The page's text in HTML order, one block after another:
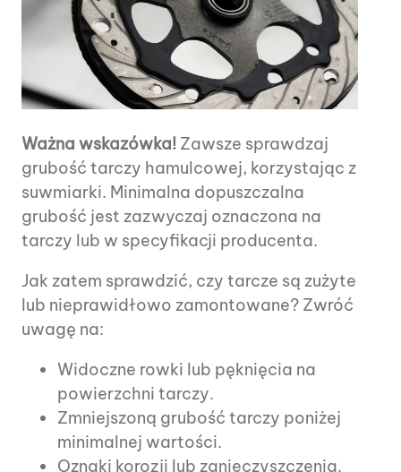
Ważna wskazówka! Zawsze sprawdzaj
grubość tarczy hamulcowej, korzystając z
suwmiarki. Minimalna dopuszczalna
grubość jest zazwyczaj oznaczona na
tarczy lub w specyfikacji producenta.
Jak zatem sprawdzić, czy tarcze są zużyte
lub nieprawidłowo zamontowane? Zwróć
uwagę na:
Widoczne rowki lub pęknięcia na
powierzchni tarczy.
Zmniejszoną grubość tarczy poniżej
minimalnej wartości.
Oznaki korozji lub zanieczyszczenia.